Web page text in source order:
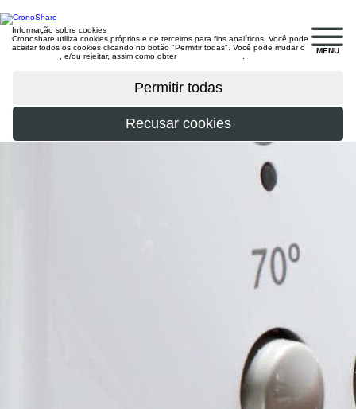
MENU
Informação sobre cookies
Cronoshare utiliza cookies próprios e de terceiros para fins analíticos. Você pode
aceitar todos os cookies clicando no botão "Permitir todas". Você pode mudar o
, e/ou rejeitar, assim como obter